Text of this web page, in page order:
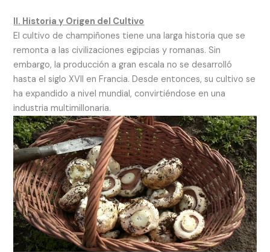
II. Historia y Origen del Cultivo
El cultivo de champiñones tiene una larga historia que se
remonta a las civilizaciones egipcias y romanas. Sin
embargo, la producción a gran escala no se desarrolló
hasta el siglo XVII en Francia. Desde entonces, su cultivo se
ha expandido a nivel mundial, convirtiéndose en una
industria multimillonaria.